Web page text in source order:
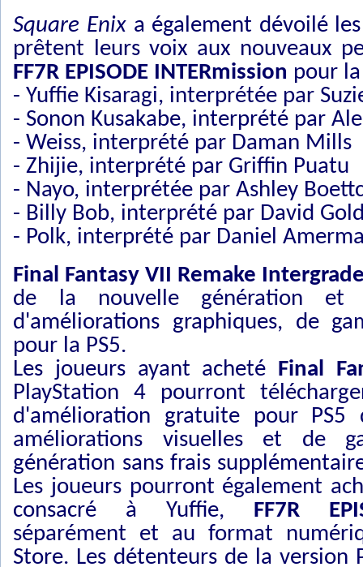
Square Enix a également dévoilé
prêtent leurs voix aux nouveaux
FF7R EPISODE INTERmission pour
- Yuffie Kisaragi, interprétée par
- Sonon Kusakabe, interprété par
- Weiss, interprété par Daman Mills
- Zhijie, interprété par Griffin Puatu
- Nayo, interprétée par Ashley
- Billy Bob, interprété par David
- Polk, interprété par Daniel
Final Fantasy VII Remake
de la nouvelle génération et
d'améliorations graphiques, de
pour la PS5.
Les joueurs ayant acheté Final
PlayStation 4 pourront
d'amélioration gratuite pour
améliorations visuelles et de
génération sans frais
Les joueurs pourront également
consacré à Yuffie, FF7R
séparément et au format
Store. Les détenteurs de la version